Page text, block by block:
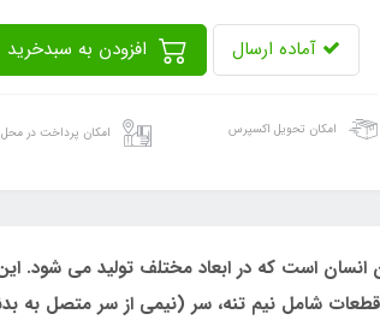
آماده ارسال
امکان تحویل اکسپرس امکان پرداخت در محل